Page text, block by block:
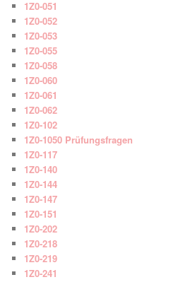
1Z0-051
1Z0-052
1Z0-053
1Z0-055
1Z0-058
1Z0-060
1Z0-061
1Z0-062
1Z0-102
1Z0-1050 Prüfungsfragen
1Z0-117
1Z0-140
1Z0-144
1Z0-147
1Z0-151
1Z0-202
1Z0-218
1Z0-219
1Z0-241